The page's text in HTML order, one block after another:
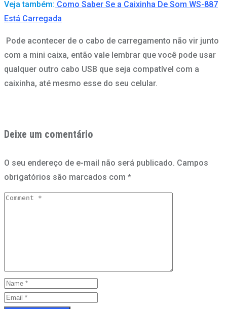
Veja também: Como Saber Se a Caixinha De Som WS-887
Está Carregada
Pode acontecer de o cabo de carregamento não vir junto
com a mini caixa, então vale lembrar que você pode usar
qualquer outro cabo USB que seja compatível com a
caixinha, até mesmo esse do seu celular.
Deixe um comentário
O seu endereço de e-mail não será publicado. Campos
obrigatórios são marcados com *